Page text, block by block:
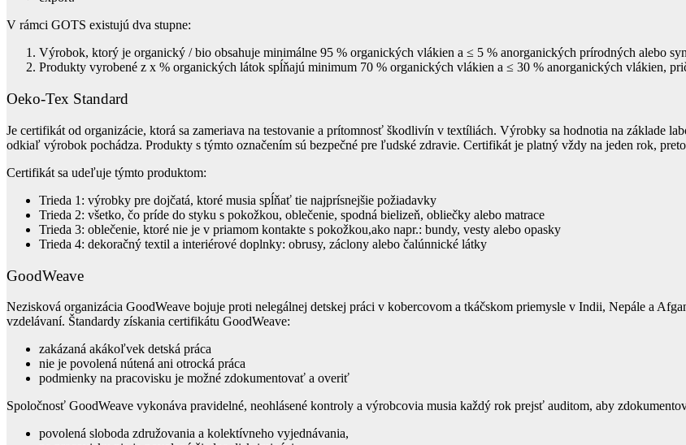
V rámci GOTS existujú dva stupne:
Výrobok, ktorý je organický / bio obsahuje minimálne 95 % organických vlákien a ≤ 5 % anorganických prírodných alebo
Produkty vyrobené z x % organických látok spĺňajú minimum 70 % organických vlákien a ≤ 30 % anorganických vlákien,
Oeko-Tex Standard
Je certifikát od organizácie, ktorá sa zameriava na testovanie a prítomnosť škodlivín v textíliách. Výrobky sa hodnotia na základe
odkiaľ výrobok pochádza. Produkty s týmto označením sú bezpečné pre ľudské zdravie. Certifikát je platný vždy na jeden rok,
Certifikát sa udeľuje týmto produktom:
Trieda 1: výrobky pre dojčatá, ktoré musia spĺňať tie najprísnejšie požiadavky
Trieda 2: všetko, čo príde do styku s pokožkou, oblečenie, spodná bielizeň, obliečky alebo matrace
Trieda 3: oblečenie, ktoré nie je v priamom kontakte s pokožkou,ako napr.: bundy, vesty alebo opasky
Trieda 4: dekoračný textil a interiérové doplnky: obrusy, záclony alebo čalúnnické látky
GoodWeave
Nezisková organizácia GoodWeave bojuje proti nelegálnej detskej práci v kobercovom a tkáčskom priemysle v Indii, Nepále a
vzdelávaní. Štandardy získania certifikátu GoodWeave:
zakázaná akákoľvek detská práca
nie je povolená nútená ani otrocká práca
podmienky na pracovisku je možné zdokumentovať a overiť
Spoločnosť GoodWeave vykonáva pravidelné, neohlásené kontroly a výrobcovia musia každý rok prejsť auditom, aby
povolená sloboda združovania a kolektívneho vyjednávania,